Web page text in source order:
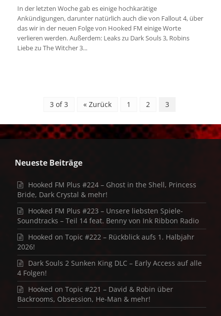
In der letzten Woche gab es einige hochkarätige
Ankündigungen, darunter natürlich auch die von Fallout 4, über
das wir in der neuen Folge von Hooked FM einige Worte
verlieren werden. Außerdem: Leaks zu Dark Souls 3, Robins
Liebe zu The Witcher 3...
3 of 3 « Zurück 1 2 3
Neueste Beiträge
Hooked FM Plus #224 – Ghost in the Shell, Princess
Bride, Dark Crystal & mehr!
Hooked FM Plus #223 – Unsere liebsten Spiele-
Soundtracks – Teil 14 feat. Benny von Ink Ribbon Radio
Hooked on Topic #222 – Rückblick aufs 1. Halbjahr
2026!
Dark Souls 2 Sunken King DLC – Early Access auf alle
4 Folgen!
Hooked on Topic #221 – David & Robin über
Backrooms, Obsession, He-Man & mehr!